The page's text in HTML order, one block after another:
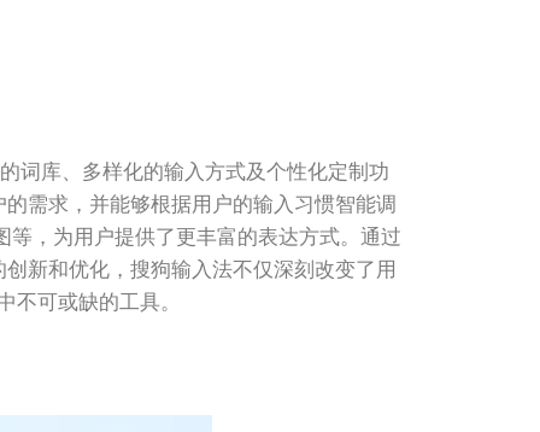
词库、多样化的输入方式及个性化定制功
需求，并能够根据用户的输入习惯智能调
，为用户提供了更丰富的表达方式。通过
新和优化，搜狗输入法不仅深刻改变了用
不可或缺的工具。